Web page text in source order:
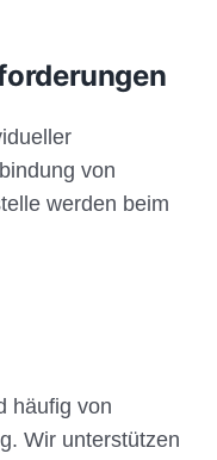
von
werden beim
häufig von
Wir unterstützen